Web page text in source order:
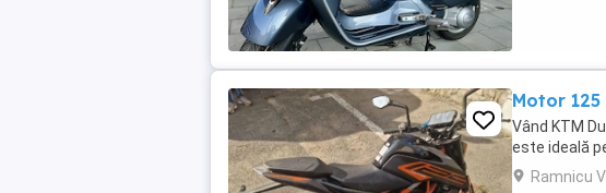
Motor
Vând KTM
este ideală
Ramnicu